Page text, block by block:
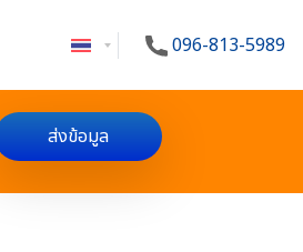
096-813-5989
ส่งข้อมูล